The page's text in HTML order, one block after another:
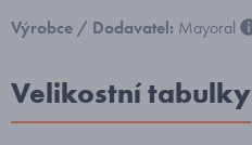
Výrobce / Dodavatel: Mayoral
Velikostní tabulky